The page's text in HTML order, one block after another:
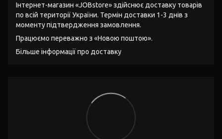
Інтернет-магазин «JOBstore» здійснює доставку товарів
по всій території України. Термін доставки 1-3 днів з
моменту підтвердження замовлення.
Працюємо переважно з «Новою поштою».
Більше інформації про доставку